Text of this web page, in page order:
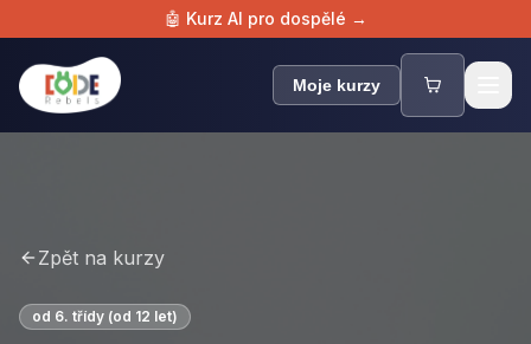
🤖 Kurz AI pro dospělé →
Zpět na kurzy
od 6. třídy (od 12 let)